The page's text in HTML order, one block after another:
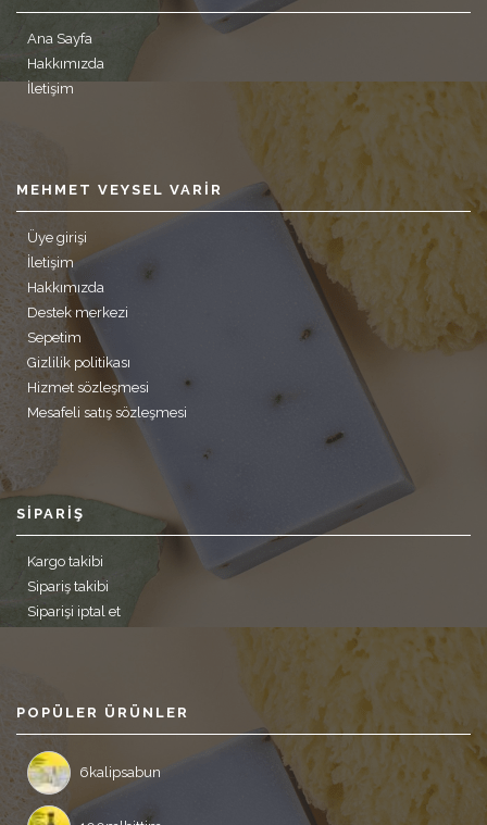
Ana Sayfa
Hakkımızda
İletişim
MEHMET VEYSEL VARIR
Üye girişi
İletişim
Hakkımızda
Destek merkezi
Sepetim
Gizlilik politikası
Hizmet sözleşmesi
Mesafeli satış sözleşmesi
SIPARIŞ
Kargo takibi
Sipariş takibi
Siparişi iptal et
POPÜLER ÜRÜNLER
6kalipsabun